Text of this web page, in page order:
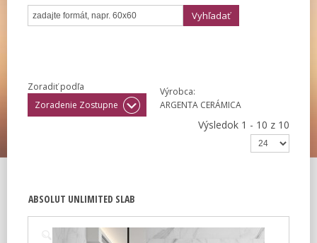
Zoradiť podľa
Zoradenie Zostupne
Výrobca:
ARGENTA CERÁMICA
Výsledok 1 - 10 z 10
ABSOLUT UNLIMITED SLAB